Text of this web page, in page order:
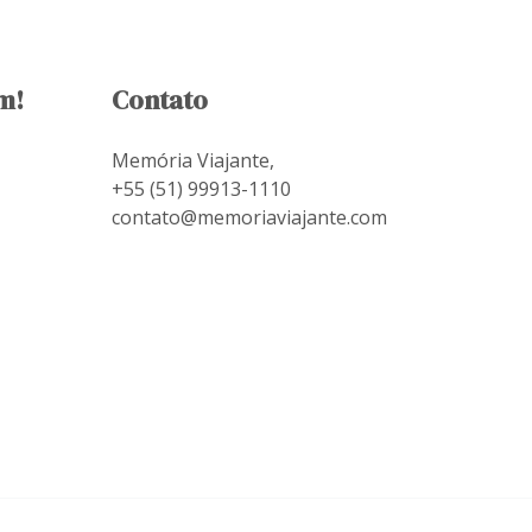
Contato
Memória Viajante,
+55 (51) 99913-1110
contato@memoriaviajante.com